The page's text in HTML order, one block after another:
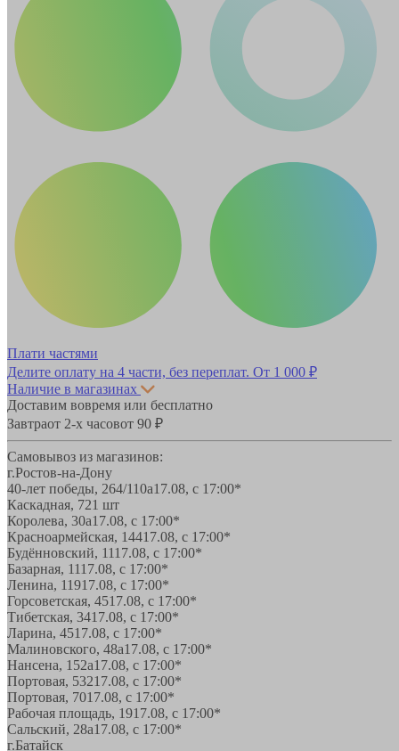
Плати частями
Делите оплату на 4 части, без переплат. От 1 000 ₽
Наличие в магазинах
Доставим вовремя или бесплатно
Завтраот 2-х часовот 90 ₽
Самовывоз из магазинов:
г.Ростов-на-Дону
40-лет победы, 264/110а17.08, с 17:00*
Каскадная, 721 шт
Королева, 30а17.08, с 17:00*
Красноармейская, 14417.08, с 17:00*
Будённовский, 1117.08, с 17:00*
Базарная, 1117.08, с 17:00*
Ленина, 11917.08, с 17:00*
Горсоветская, 4517.08, с 17:00*
Тибетская, 3417.08, с 17:00*
Ларина, 4517.08, с 17:00*
Малиновского, 48а17.08, с 17:00*
Нансена, 152а17.08, с 17:00*
Портовая, 53217.08, с 17:00*
Портовая, 7017.08, с 17:00*
Рабочая площадь, 1917.08, с 17:00*
Сальский, 28a17.08, с 17:00*
г.Батайск